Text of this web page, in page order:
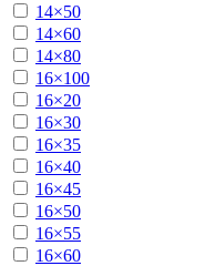
14×50
14×60
14×80
16×100
16×20
16×30
16×35
16×40
16×45
16×50
16×55
16×60